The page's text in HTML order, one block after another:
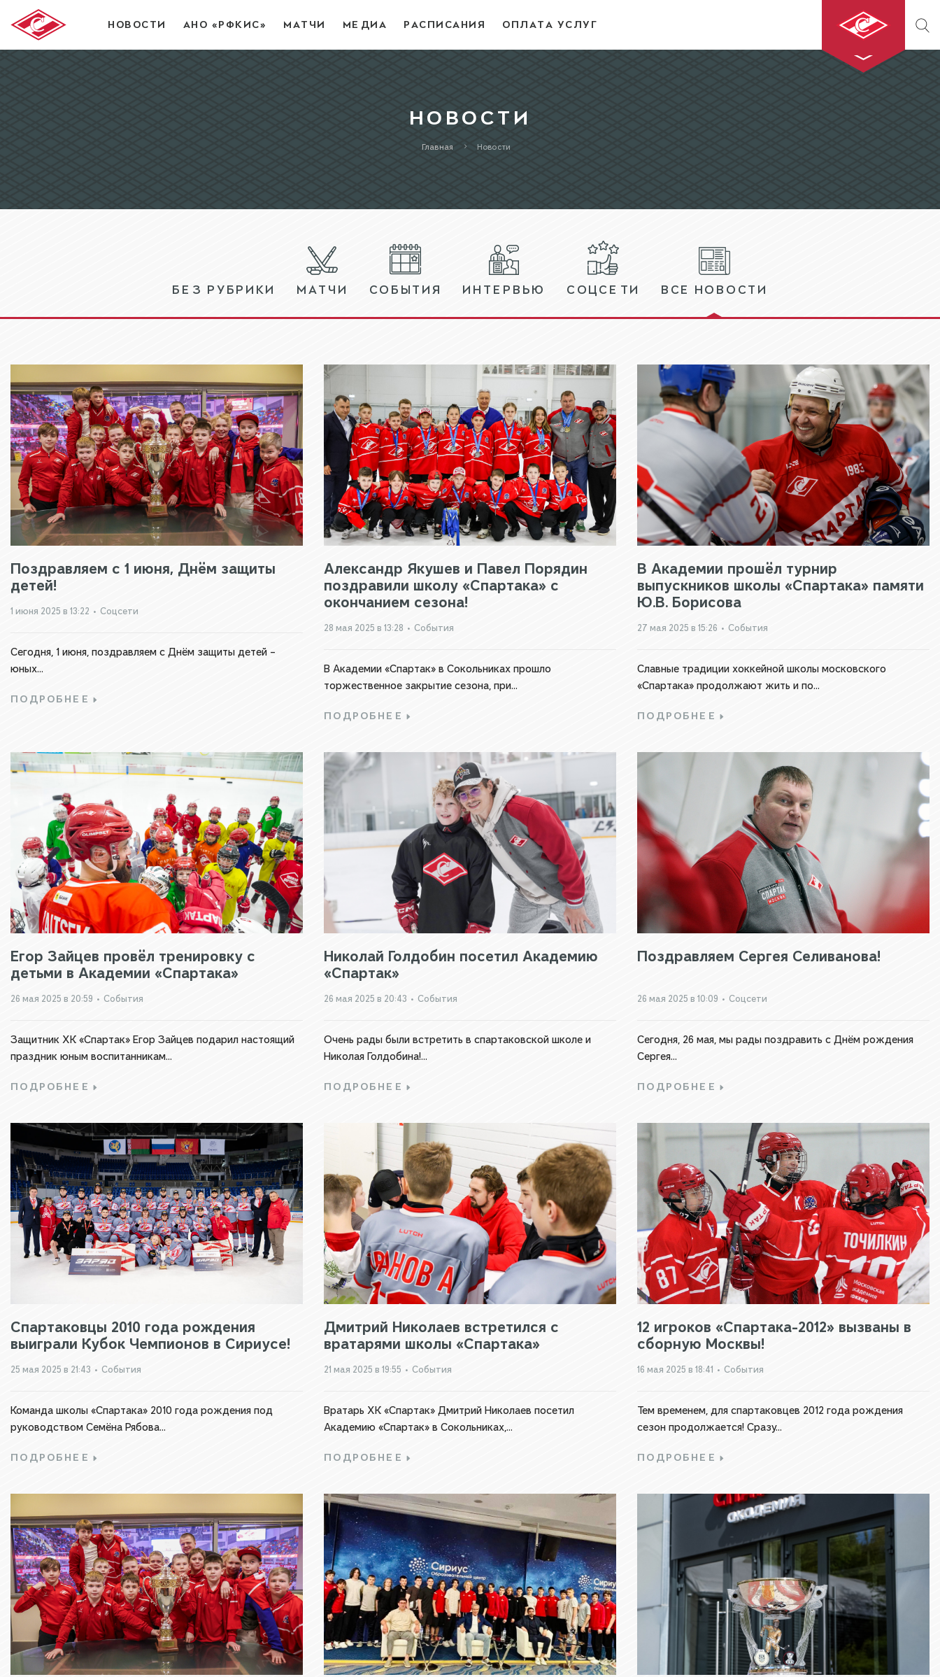
НОВОСТИ АНО «РФКИС» МАТЧИ МЕДИА РАСПИСАНИЯ ОПЛАТА УСЛУГ
НОВОСТИ
Главная Новости
БЕЗ РУБРИКИ МАТЧИ СОБЫТИЯ ИНТЕРВЬЮ СОЦСЕТИ ВСЕ НОВОСТИ
Поздравляем с 1 июня, Днём защиты
детей!
1 июня 2025 в 13:22 • Соцсети
Сегодня, 1 июня, поздравляем с Днём защиты детей –
юных...
ПОДРОБНЕЕ
Александр Якушев и Павел Порядин
поздравили школу «Спартака» с
окончанием сезона!
28 мая 2025 в 13:28 • События
В Академии «Спартак» в Сокольниках прошло
торжественное закрытие сезона, при...
ПОДРОБНЕЕ
В Академии прошёл турнир
выпускников школы «Спартака» памяти
Ю.В. Борисова
27 мая 2025 в 15:26 • События
Славные традиции хоккейной школы московского
«Спартака» продолжают жить и по...
ПОДРОБНЕЕ
Егор Зайцев провёл тренировку с
детьми в Академии «Спартака»
26 мая 2025 в 20:59 • События
Защитник ХК «Спартак» Егор Зайцев подарил настоящий
праздник юным воспитанникам...
ПОДРОБНЕЕ
Николай Голдобин посетил Академию
«Спартак»
26 мая 2025 в 20:43 • События
Очень рады были встретить в спартаковской школе и
Николая Голдобина!...
ПОДРОБНЕЕ
Поздравляем Сергея Селиванова!
26 мая 2025 в 10:09 • Соцсети
Сегодня, 26 мая, мы рады поздравить с Днём рождения
Сергея...
ПОДРОБНЕЕ
Спартаковцы 2010 года рождения
выиграли Кубок Чемпионов в Сириусе!
25 мая 2025 в 21:43 • События
Команда школы «Спартака» 2010 года рождения под
руководством Семёна Рябова...
ПОДРОБНЕЕ
Дмитрий Николаев встретился с
вратарями школы «Спартака»
21 мая 2025 в 19:55 • События
Вратарь ХК «Спартак» Дмитрий Николаев посетил
Академию «Спартак» в Сокольниках,...
ПОДРОБНЕЕ
12 игроков «Спартака-2012» вызваны в
сборную Москвы!
16 мая 2025 в 18:41 • События
Тем временем, для спартаковцев 2012 года рождения
сезон продолжается! Сразу...
ПОДРОБНЕЕ